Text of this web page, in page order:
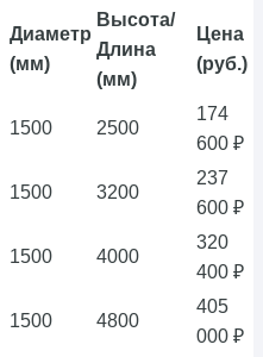
Диаметр
(мм)
Высота/
Длина
(мм)
Цена
(руб.)
1500 2500
174
600 ₽
1500 3200
237
600 ₽
1500 4000
320
400 ₽
1500 4800
405
000 ₽